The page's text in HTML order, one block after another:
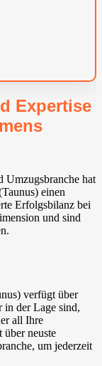
Expertise
Umzugsbranche hat
einen
Erfolgsbilanz bei
und sind
verfügt über
in der Lage sind,
all Ihre
neuste
um jederzeit